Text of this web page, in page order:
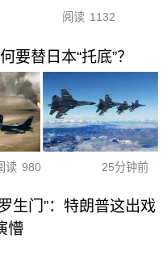
阅读 1132
要替日本“托底”？
读 980 25分钟前
生门”：特朗普这出戏
懵